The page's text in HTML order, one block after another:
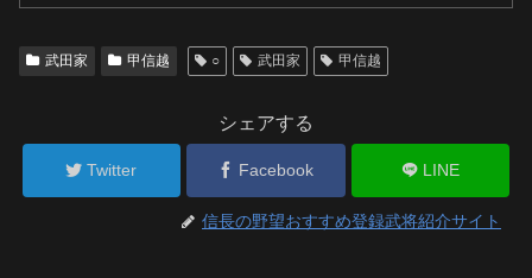
武田家 甲信越 ○ 武田家 甲信越
シェアする
Twitter Facebook LINE
信長の野望おすすめ登録武将紹介サイト